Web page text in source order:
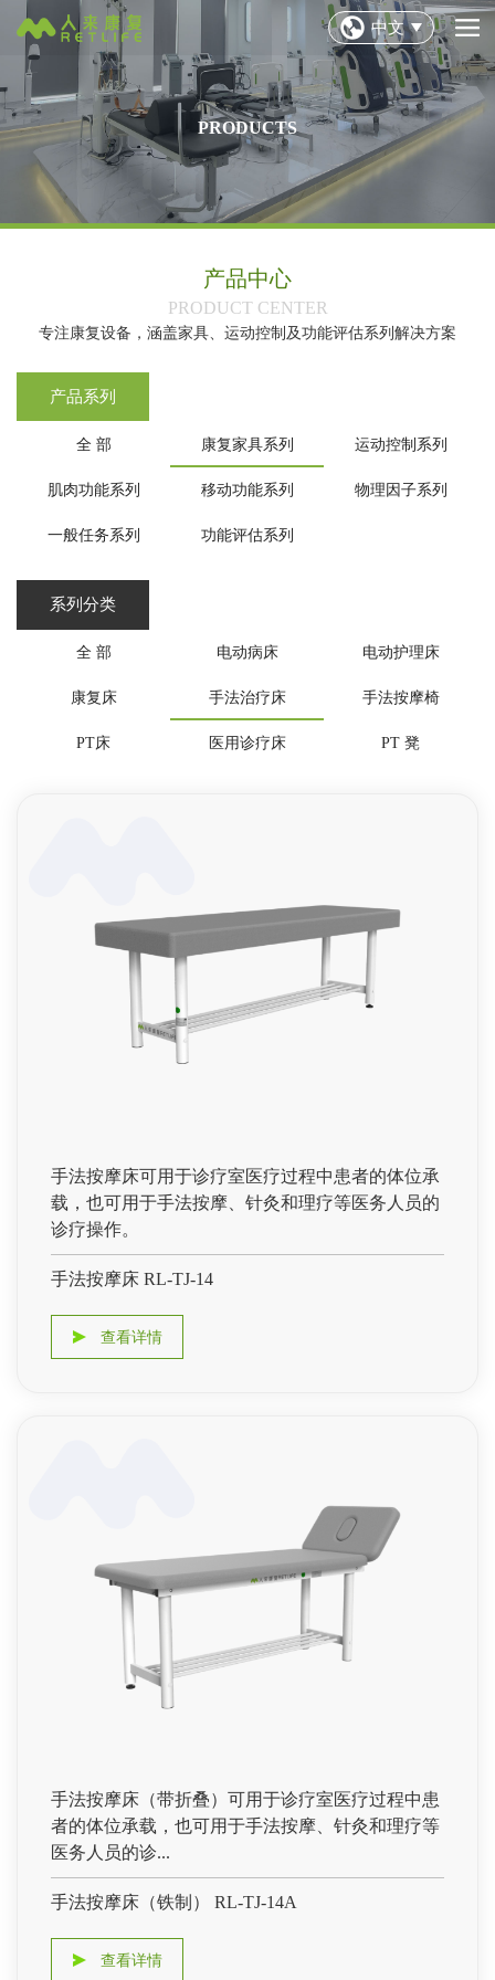
中文
PRODUCTS
产品中心
‌PRODUCT CENTER‌
专注康复设备，涵盖家具、运动控制及功能评估系列解决方案
产品系列
全 部 康复家具系列 运动控制系列
肌肉功能系列 移动功能系列 物理因子系列
一般任务系列 功能评估系列
系列分类
全 部 电动病床 电动护理床
康复床 手法治疗床 手法按摩椅
PT床 医用诊疗床 PT 凳
手法按摩床可用于诊疗室医疗过程中患者的体位承
载，也可用于手法按摩、针灸和理疗等医务人员的
诊疗操作。
手法按摩床 RL-TJ-14
查看详情
手法按摩床（带折叠）可用于诊疗室医疗过程中患
者的体位承载，也可用于手法按摩、针灸和理疗等
医务人员的诊...
手法按摩床（铁制） RL-TJ-14A
查看详情